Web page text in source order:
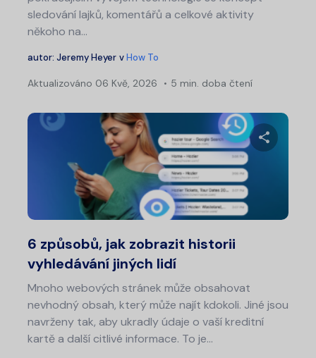
sledování lajků, komentářů a celkové aktivity
někoho na...
autor: Jeremy Heyer vHow To
Aktualizováno 06 Kvě, 2026 5 min. doba čtení
6 způsobů, jak zobrazit historii
vyhledávání jiných lidí
Mnoho webových stránek může obsahovat
nevhodný obsah, který může najít kdokoli. Jiné jsou
navrženy tak, aby ukradly údaje o vaší kreditní
kartě a další citlivé informace. To je…